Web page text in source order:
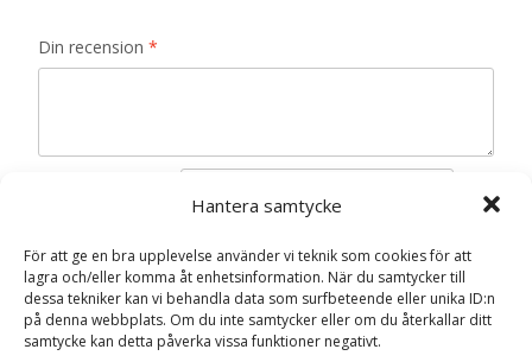
Hantera samtycke
För att ge en bra upplevelse använder vi teknik som cookies för att
lagra och/eller komma åt enhetsinformation. När du samtycker till
dessa tekniker kan vi behandla data som surfbeteende eller unika ID:n
på denna webbplats. Om du inte samtycker eller om du återkallar ditt
samtycke kan detta påverka vissa funktioner negativt.
Din recension *
Spara mitt namn, min e-postadress och webbplats i
denna webbläsare till nästa gång jag skriver en
kommentar.